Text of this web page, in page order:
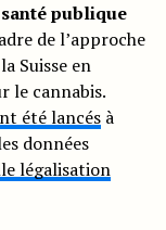
publique
de l’approche
Suisse en
le cannabis.
été lancésà
données
légalisation